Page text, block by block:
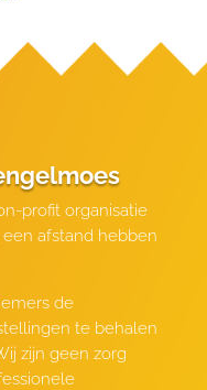
profit organisatie
afstand hebben
de
te behalen
zijn geen zorg